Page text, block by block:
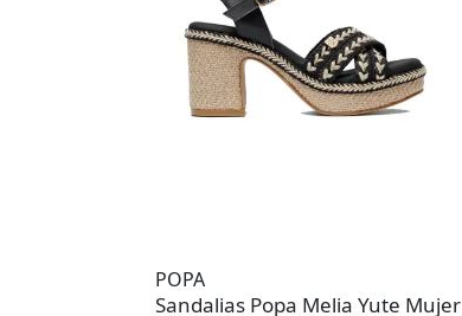
POPA
Sandalias Popa Melia Yute Mujer